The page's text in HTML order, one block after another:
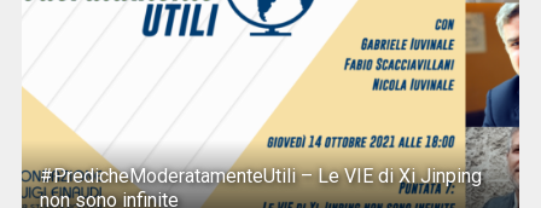
#PredicheModeratamenteUtili – Le VIE di Xi Jinping
non sono infinite